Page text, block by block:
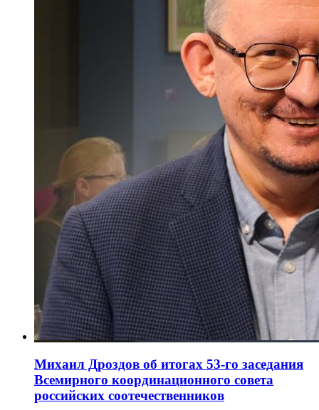
Михаил Дроздов об итогах 53-го заседания
Всемирного координационного совета
российских соотечественников